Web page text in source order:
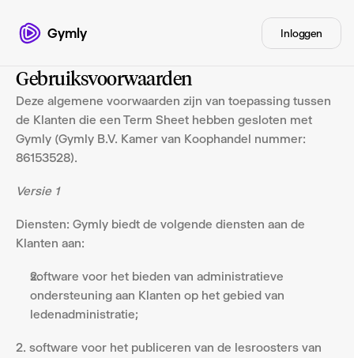
Gymly Inloggen
Gebruiksvoorwaarden
Deze algemene voorwaarden zijn van toepassing tussen
de Klanten die een Term Sheet hebben gesloten met
Gymly (Gymly B.V. Kamer van Koophandel nummer:
86153528).
Versie 1
Diensten: Gymly biedt de volgende diensten aan de
Klanten aan:
software voor het bieden van administratieve
ondersteuning aan Klanten op het gebied van
ledenadministratie;
2. software voor het publiceren van de lesroosters van